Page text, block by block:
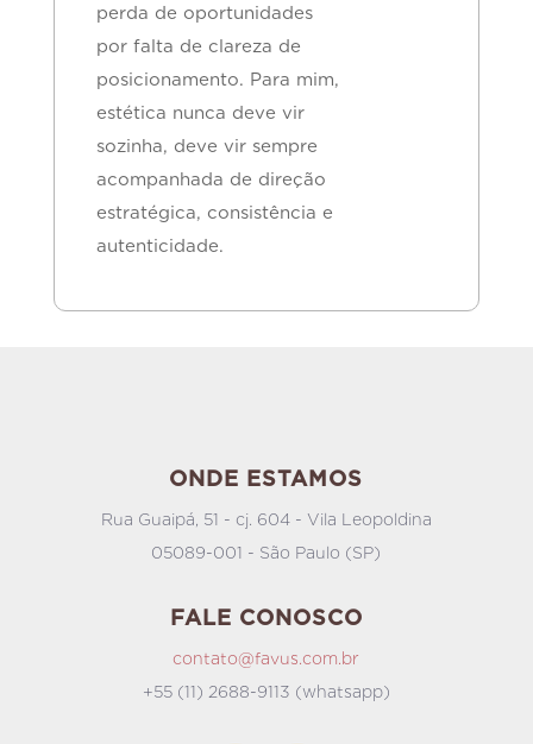
perda de oportunidades
por falta de clareza de
posicionamento. Para mim,
estética nunca deve vir
sozinha, deve vir sempre
acompanhada de direção
estratégica, consistência e
autenticidade.
ONDE ESTAMOS
Rua Guaipá, 51 - cj. 604 - Vila Leopoldina
05089-001 - São Paulo (SP)
FALE CONOSCO
contato@favus.com.br
+55 (11) 2688-9113 (whatsapp)